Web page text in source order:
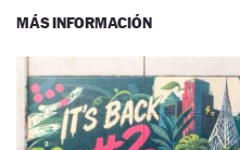
MÁS INFORMACIÓN